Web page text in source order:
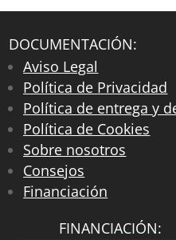
DOCUMENTACIÓN:
Aviso Legal
Política de Privacidad
Política de entrega y
Política de Cookies
Sobre nosotros
Consejos
Financiación
FINANCIACIÓN: